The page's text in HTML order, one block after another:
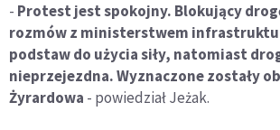
- Protest jest spokojny. Blokujący
rozmów z ministerstwem
podstaw do użycia siły, natomiast
nieprzejezdna. Wyznaczone zostały
Żyrardowa - powiedział Jeżak.